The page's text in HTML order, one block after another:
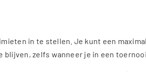
in te stellen. Je kunt een
zelfs wanneer je in een